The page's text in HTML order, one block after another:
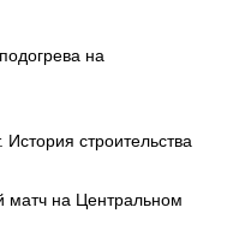
на
строительства
матч на Центральном